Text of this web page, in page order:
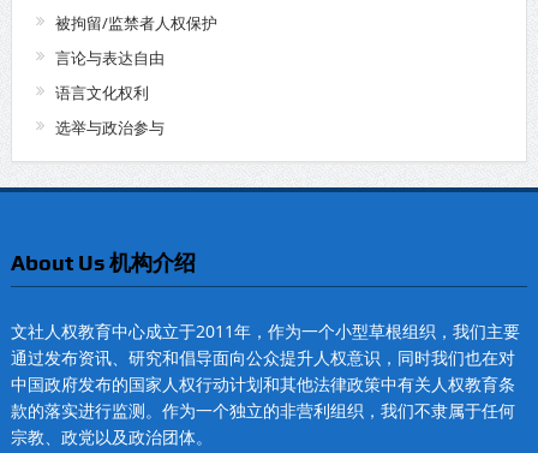
被拘留/监禁者人权保护
言论与表达自由
语言文化权利
选举与政治参与
About Us 机构介绍
文社人权教育中心成立于2011年，作为一个小型草根组织，我们主要
通过发布资讯、研究和倡导面向公众提升人权意识，同时我们也在对
中国政府发布的国家人权行动计划和其他法律政策中有关人权教育条
款的落实进行监测。作为一个独立的非营利组织，我们不隶属于任何
宗教、政党以及政治团体。